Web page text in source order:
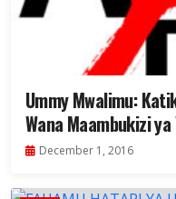
Ummy Mwalimu:
Wana Maambukizi ya
December 1, 2016